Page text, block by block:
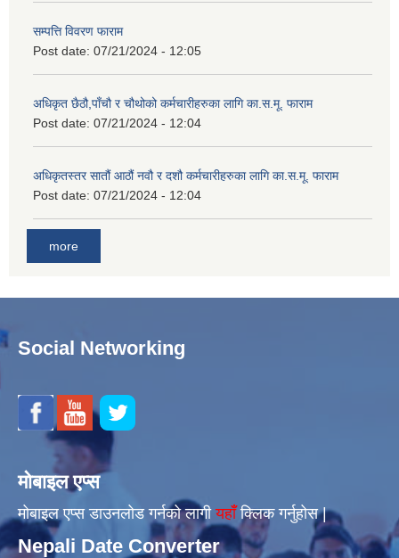
सम्पत्ति विवरण फाराम
Post date: 07/21/2024 - 12:05
अधिकृत छैठौ,पाँचौ र चौथोको कर्मचारीहरुका लागि का.स.मू. फाराम
Post date: 07/21/2024 - 12:04
अधिकृतस्तर सातौं आठौं नवौ र दशौ कर्मचारीहरुका लागि का.स.मू. फाराम
Post date: 07/21/2024 - 12:04
more
Social Networking
मोबाइल एप्स
मोबाइल एप्स डाउनलोड गर्नको लागीयहाँँक्लिक गर्नुहोस |
Nepali Date Converter